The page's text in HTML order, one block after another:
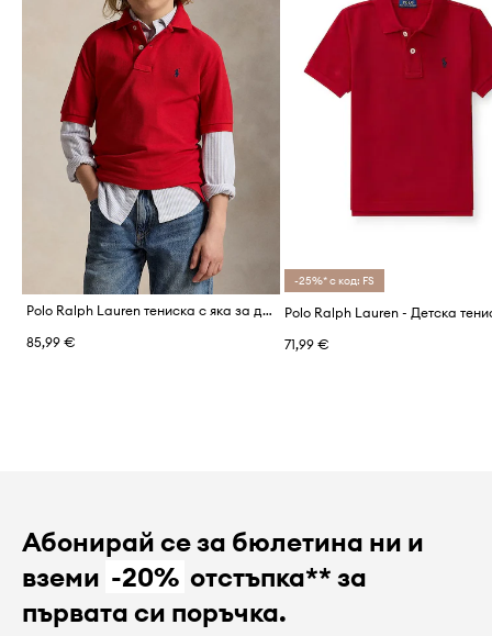
Polo Ralph Lauren тениска с яка за деца от памук
85,99 €
-25%* с код: FS
71,99 €
Абонирай се за бюлетина ни и
вземи -20% отстъпка** за
първата си поръчка.